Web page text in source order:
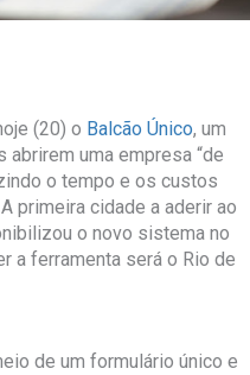
(20) o Balcão Único, um
uma empresa “de
o tempo e os custos
primeira cidade a aderir ao
o novo sistema no
a ferramenta será o Rio de
de um formulário único e